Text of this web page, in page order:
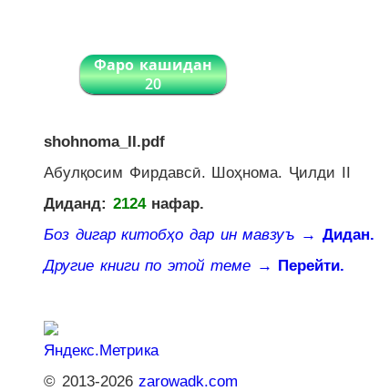
Фаро кашидан
20
shohnoma_II.pdf
Абулқосим Фирдавсӣ. Шоҳнома. Ҷилди II
Диданд: 2124нафар.
Боз дигар китобҳо дар ин мавзуъ → Дидан.
Другие книги по этой теме → Перейти.
© 2013-2026zarowadk.com